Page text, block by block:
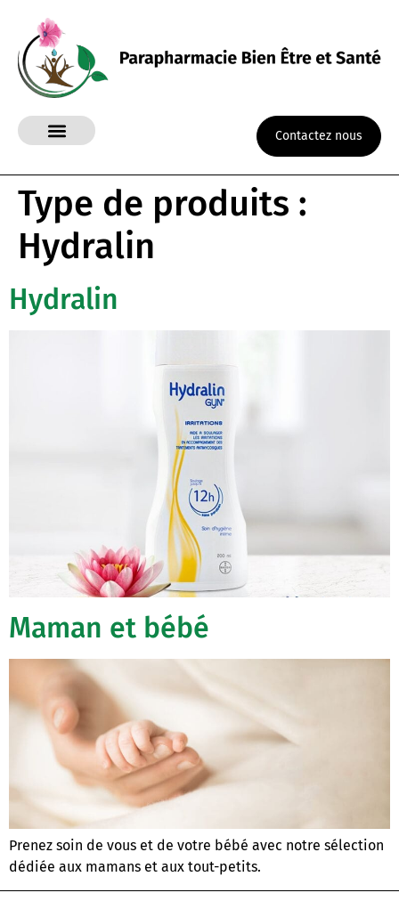
Contactez nous
Type de produits :
Hydralin
Hydralin
Maman et bébé
Prenez soin de vous et de votre bébé avec notre sélection
dédiée aux mamans et aux tout-petits.